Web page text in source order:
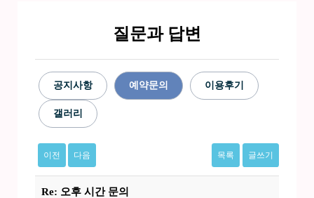
질문과 답변
공지사항 예약문의 이용후기
갤러리
이전 다음 목록 글쓰기
Re: 오후 시간 문의